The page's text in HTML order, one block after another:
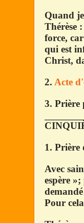
Quand
Thérèse
force,
qui est
Christ,
2. Acte
3. Prière
1.
Avec
espère
Pour